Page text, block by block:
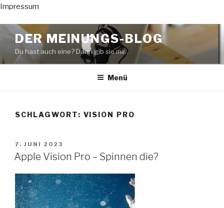
Impressum
Zum
Inhalt
springen
DER MEINUNGS-BLOG
Du hast auch eine? Dann gib sie mir..
Menü
SCHLAGWORT: VISION PRO
VERÖFFENTLICHT
AM
7. JUNI 2023
Apple Vision Pro – Spinnen die?